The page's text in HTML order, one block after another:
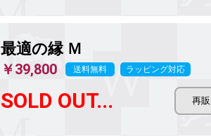
最適の縁Ｍ
￥39,800 送料無料 ラッピング対応
SOLD OUT...